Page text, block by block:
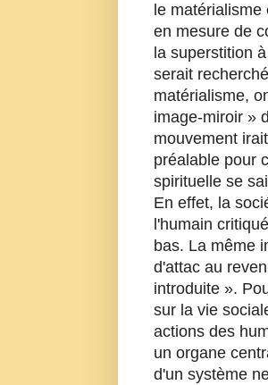
le
en mesure de
la superstition
serait
matérialisme,
image-miroir »
mouvement
préalable pour
spirituelle se
En effet, la
l'humain
bas. La même
d'attac au
introduite ».
sur la vie
actions des
un organe
d'un système